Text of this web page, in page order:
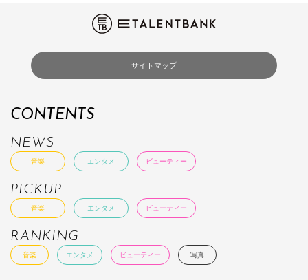
サイトマップ
CONTENTS
NEWS
音楽 エンタメ ビューティー
PICKUP
音楽 エンタメ ビューティー
RANKING
音楽 エンタメ ビューティー 写真